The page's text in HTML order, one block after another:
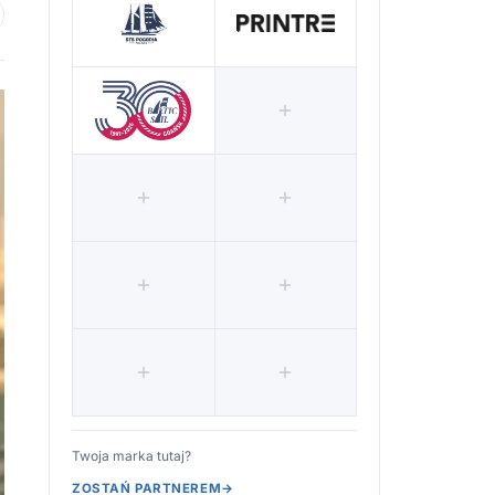
ulubionych
Twoja marka tutaj?
ZOSTAŃ PARTNEREM→